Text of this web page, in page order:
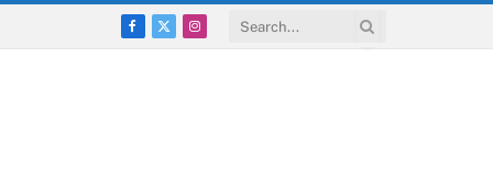
Facebook
X
Instagram